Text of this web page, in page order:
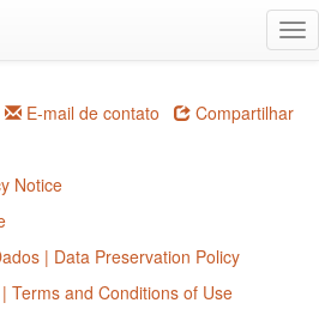
E-mail de contato Compartilhar
Notice
| Data Preservation Policy
Terms and Conditions of Use